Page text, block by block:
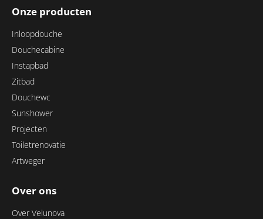
Onze producten
Inloopdouche
Douchecabine
Instapbad
Zitbad
Douchewc
Sunshower
Projecten
Toiletrenovatie
Artweger
Over ons
Over Velunova